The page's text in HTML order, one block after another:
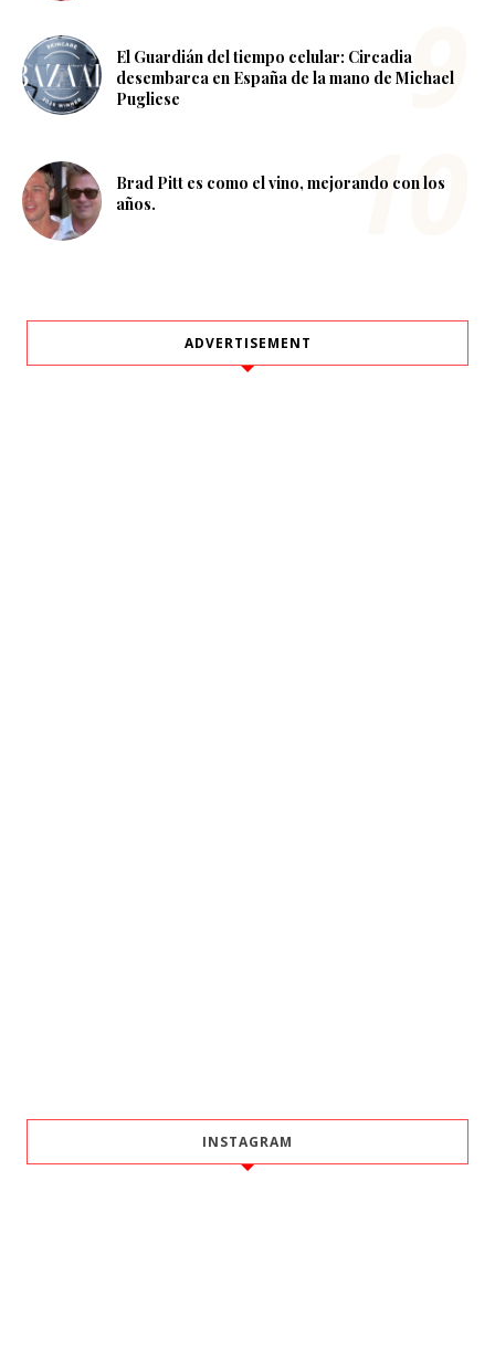
El Guardián del tiempo celular: Circadia
desembarca en España de la mano de Michael
Pugliese
Brad Pitt es como el vino, mejorando con los
años.
ADVERTISEMENT
INSTAGRAM